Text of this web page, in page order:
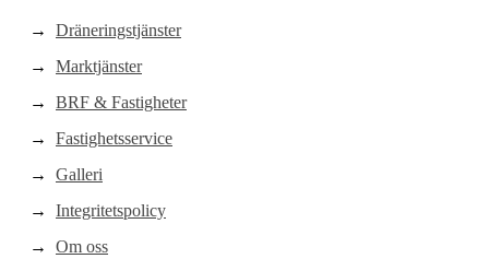
Dräneringstjänster
Marktjänster
BRF & Fastigheter
Fastighetsservice
Galleri
Integritetspolicy
Om oss